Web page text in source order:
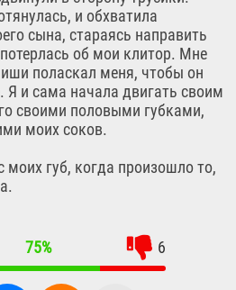
и обхватила
сына, стараясь направить
об мои клитор. Мне
поласкал меня, чтобы он
Я и сама начала двигать своим
своими половыми губками,
моих соков.
моих губ, когда произошло то,
75% 6